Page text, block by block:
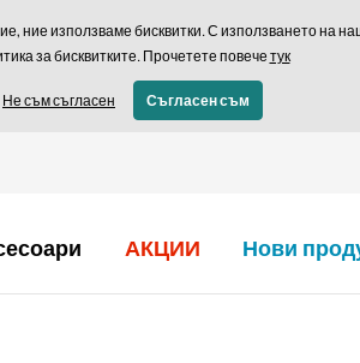
Връщане в
АКЦИИ Нови
използваме бисквитки. С използването на
за бисквитките. Прочетете повечетук
Не съм съгласен Съгласен съм